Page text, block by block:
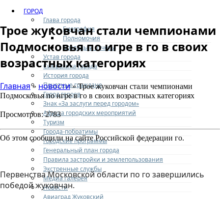
ГОРОД
Глава города
Биография
Полномочия
Доклады и отчеты
Устав города
Символика города
История города
Почетные граждане
Город героев
Знак «За заслуги перед городом»
Афиша городских мероприятий
Туризм
Города-побратимы
Городские программы
Генеральный план города
Правила застройки и землепользования
Экстренные службы
Медиа галерея
Новости
Авиаград Жуковский
Трое жуковчан стали чемпионами
Подмосковья по игре в го в своих
возрастных категориях
Главная» новости» Трое жуковчан стали чемпионами
Подмосковья по игре в го в своих возрастных категориях
Просмотров: 2783
Об этом сообщили на сайте Российской федерации го.
Первенства Московской области по го завершились
победой жуковчан.